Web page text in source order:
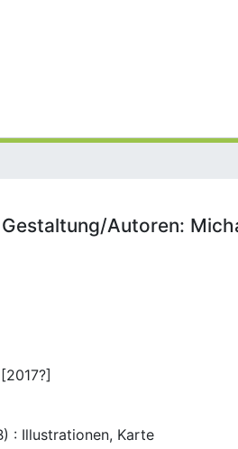
Autoren:
: Illustrationen, Karte